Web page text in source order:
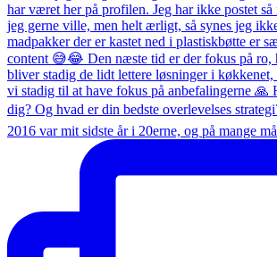
2016 var mit sidste år i 20erne, og på mange må